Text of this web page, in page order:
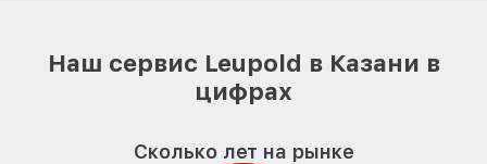
Наш сервис Leupold в Казани в
цифрах
Сколько лет на рынке